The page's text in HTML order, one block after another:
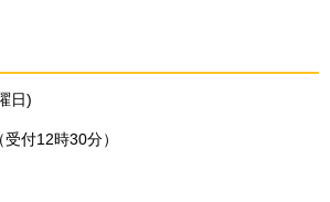
日)
付12時30分）